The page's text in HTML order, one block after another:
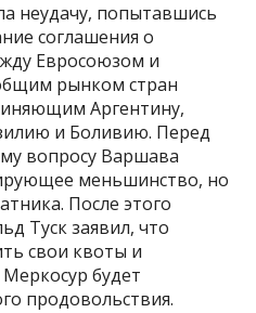
неудачу, попытавшись
соглашения о
Евросоюзом и
рынком стран
Аргентину,
и Боливию. Перед
вопросу Варшава
меньшинство, но
После этого
Туск заявил, что
свои квоты и
будет
продовольствия.